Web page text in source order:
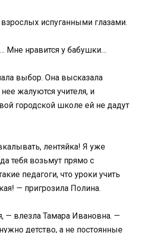
испуганными глазами.
Мне нравится у бабушки…
выбор. Она высказала
жалуются учителя, и
городской школе ей не дадут
лентяйка! Я уже
тебя возьмут прямо с
педагоги, что уроки учить
— пригрозила Полина.
— влезла Тамара Ивановна. —
детство, а не постоянные